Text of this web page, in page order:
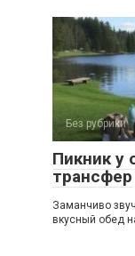
Без рубрики
Пикник у
трансфер
Заманчиво
вкусный обед